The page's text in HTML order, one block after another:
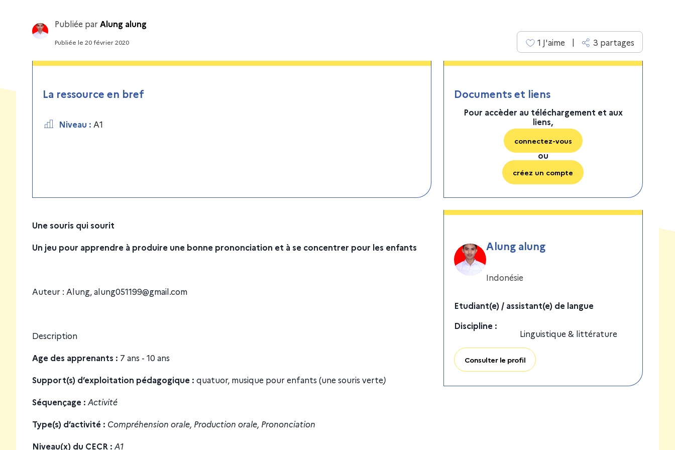
Publiée parAlung alung
Publiée le 20 février 2020 1 J'aime | 3 partages
La ressource en bref
Niveau : A1
Documents et liens
Pour accèder au téléchargement et aux
liens,
connectez-vous
ou
créez un compte
Une souris qui sourit
Un jeu pour apprendre à produire une bonne prononciation et à se concentrer pour les enfants
Auteur : Alung,alung051199@gmail.com
Description
Age des apprenants : 7 ans - 10 ans
Support(s) d’exploitation pédagogique : quatuor, musique pour enfants (une souris verte)
Séquençage : Activité
Type(s) d’activité : Compréhension orale, Production orale, Prononciation
Niveau(x) du CECR : A1
Alung alung
Indonésie
Etudiant(e) / assistant(e) de langue
Discipline :
Linguistique & littérature
Consulter le profil